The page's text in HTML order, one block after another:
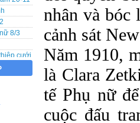
8/3
cưới
20-11
8/3
nhân và bóc
cảnh sát
Năm 1910,
là Clara
tế Phụ nữ
cuộc đấu